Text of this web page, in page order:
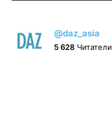
@daz_asia
5 628 Читатели